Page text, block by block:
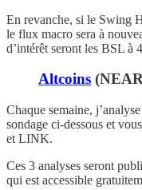
En revanche, si le Swing
le flux macro sera à
d’intérêt seront les BSL à
Altcoins
Chaque semaine,
sondage ci-dessous et
et LINK.
Ces 3 analyses seront
qui est accessible